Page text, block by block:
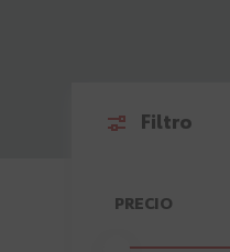
Filtro
Ir a la lista
PRECIO